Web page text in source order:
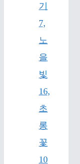
기
7,
노
을
빛
16,
초
롱
꽃
10